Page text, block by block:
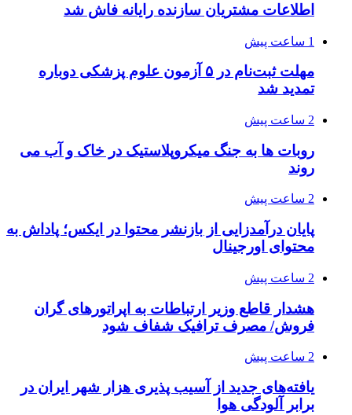
اطلاعات مشتریان سازنده رایانه فاش شد
1 ساعت پیش
مهلت ثبت‌نام در ۵ آزمون علوم پزشکی دوباره
تمدید شد
2 ساعت پیش
روبات ها به جنگ میکروپلاستیک در خاک و آب می
روند
2 ساعت پیش
پایان درآمدزایی از بازنشر محتوا در ایکس؛ پاداش به
محتوای اورجینال
2 ساعت پیش
هشدار قاطع وزیر ارتباطات به اپراتورهای گران
فروش/ مصرف ترافیک شفاف شود
2 ساعت پیش
یافته‌های جدید از آسیب پذیری هزار شهر ایران در
برابر آلودگی هوا